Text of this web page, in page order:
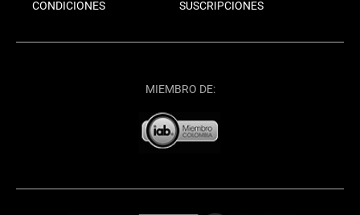
CONDICIONES
SUSCRIPCIONES
MIEMBRO DE: